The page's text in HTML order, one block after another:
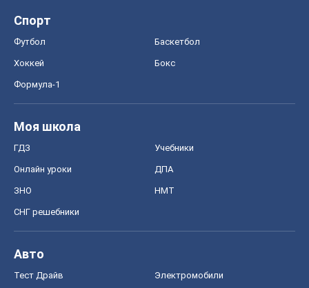
Спорт
Футбол Баскетбол
Хоккей Бокс
Формула-1
Моя школа
ГДЗ Учебники
Онлайн уроки ДПА
ЗНО НМТ
СНГ решебники
Авто
Тест Драйв Электромобили